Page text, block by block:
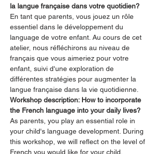
la langue française dans votre quotidien?
En tant que parents, vous jouez un rôle
essentiel dans le développement du
language de votre enfant. Au cours de cet
atelier, nous réfléchirons au niveau de
français que vous aimeriez pour votre
enfant, suivi d'une exploration de
différentes stratégies pour augmenter la
langue française dans la vie quotidienne.
Workshop description: How to incorporate
the French language into your daily lives?
As parents, you play an essential role in
your child's language development. During
this workshop, we will reflect on the level of
French you would like for your child,